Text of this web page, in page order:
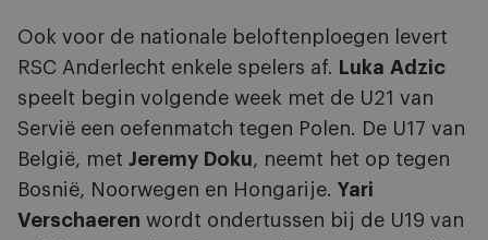
Ook voor de nationale beloftenploegen levert
RSC Anderlecht enkele spelers af. Luka Adzic
speelt begin volgende week met de U21 van
Servië een oefenmatch tegen Polen. De U17 van
België, met Jeremy Doku, neemt het op tegen
Bosnië, Noorwegen en Hongarije. Yari
Verschaeren wordt ondertussen bij de U19 van